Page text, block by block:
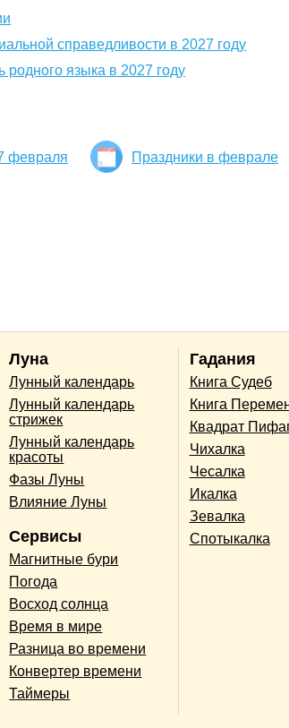
справедливости в 2027 году
языка в 2027 году
февраля Праздники в феврале
Луна
Лунный календарь
Лунный календарь
стрижек
Лунный календарь
красоты
Фазы Луны
Влияние Луны
Сервисы
Магнитные бури
Погода
Восход солнца
Время в мире
Разница во времени
Конвертер времени
Таймеры
Гадания
Книга Судеб
Книга
Квадрат
Чихалка
Чесалка
Икалка
Зевалка
Спотыкалка